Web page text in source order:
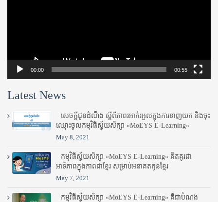
00:00 00:55
Latest News
សេចក្តីជូនដំណឹង ស្តី​ពីភាព​រអាក់រអួល​ក្នុងការ​ទាញ​យក និង​ចុះ​
ឈ្មោះ​ចូល​កម្មវិធី​ស្វ័យសិក្សា «MoEYS E-Learning»
May 8, 2021
កម្មវិធីស្វ័យសិក្សា «MoEYS E-Learning» គិតគូរជា
អាទិភាពក្នុងភាពជាខ្មែរ សម្រាប់អនាគតកូនខ្មែរ
May 7, 2021
កម្មវិធីស្វ័យសិក្សា «MoEYS E-Learning» គឺជាបំណង